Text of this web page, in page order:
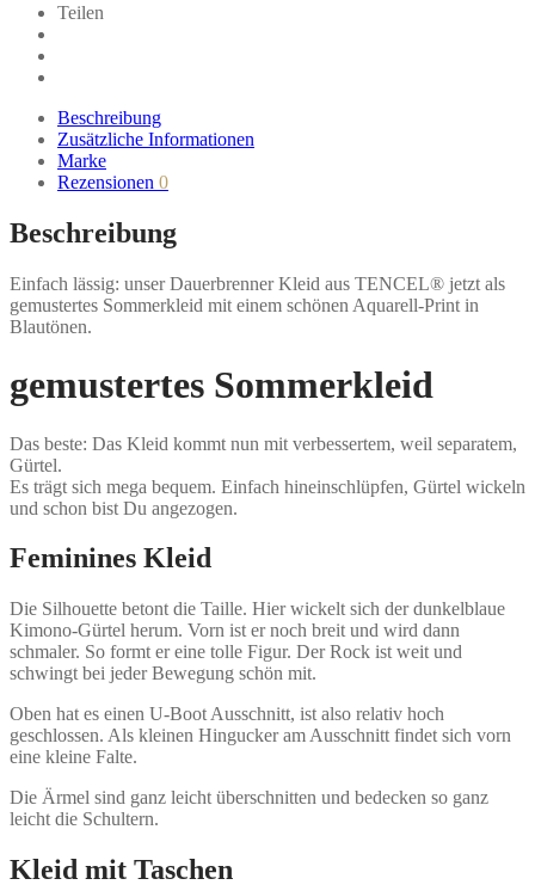
TENCEL®
Menge
Teilen
Beschreibung
Zusätzliche Informationen
Marke
Rezensionen 0
Beschreibung
Einfach lässig: unser Dauerbrenner Kleid aus TENCEL® jetzt als
gemustertes Sommerkleid mit einem schönen Aquarell-Print in
Blautönen.
gemustertes Sommerkleid
Das beste: Das Kleid kommt nun mit verbessertem, weil separatem,
Gürtel.
Es trägt sich mega bequem. Einfach hineinschlüpfen, Gürtel wickeln
und schon bist Du angezogen.
Feminines Kleid
Die Silhouette betont die Taille. Hier wickelt sich der dunkelblaue
Kimono-Gürtel herum. Vorn ist er noch breit und wird dann
schmaler. So formt er eine tolle Figur. Der Rock ist weit und
schwingt bei jeder Bewegung schön mit.
Oben hat es einen U-Boot Ausschnitt, ist also relativ hoch
geschlossen. Als kleinen Hingucker am Ausschnitt findet sich vorn
eine kleine Falte.
Die Ärmel sind ganz leicht überschnitten und bedecken so ganz
leicht die Schultern.
Kleid mit Taschen